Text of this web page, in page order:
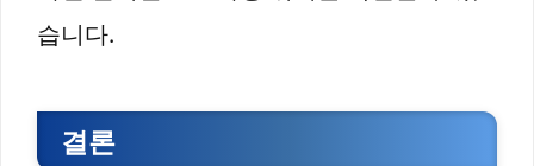
습니다.
결론